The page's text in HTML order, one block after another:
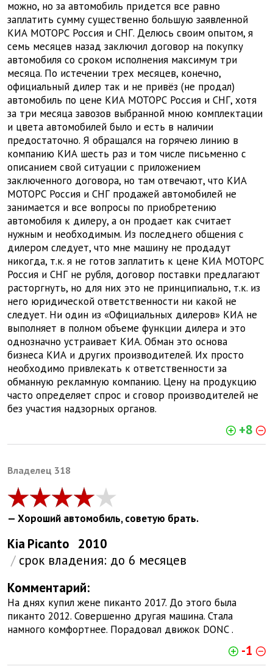
можно, но за автомобиль придется все равно
заплатить сумму существенно большую заявленной
КИА МОТОРС Россия и СНГ. Делюсь своим опытом, я
семь месяцев назад заключил договор на покупку
автомобиля со сроком исполнения максимум три
месяца. По истечении трех месяцев, конечно,
официальный дилер так и не привёз (не продал)
автомобиль по цене КИА МОТОРС Россия и СНГ, хотя
за три месяца завозов выбранной мною комплектации
и цвета автомобилей было и есть в наличии
предостаточно. Я обращался на горячею линию в
компанию КИА шесть раз и том числе письменно с
описанием свой ситуации с приложением
заключенного договора, но там отвечают, что КИА
МОТОРС Россия и СНГ продажей автомобилей не
занимается и все вопросы по приобретению
автомобиля к дилеру, а он продает как считает
нужным и необходимым. Из последнего общения с
дилером следует, что мне машину не продадут
никогда, т.к. я не готов заплатить к цене КИА МОТОРС
Россия и СНГ не рубля, договор поставки предлагают
расторгнуть, но для них это не принципиально, т.к. из
него юридической ответственности ни какой не
следует. Ни один из «Официальных дилеров» КИА не
выполняет в полном объеме функции дилера и это
однозначно устраивает КИА. Обман это основа
бизнеса КИА и других производителей. Их просто
необходимо привлекать к ответственности за
обманную рекламную компанию. Цену на продукцию
часто определяет спрос и сговор производителей не
без участия надзорных органов.
+8
Bладелец 318
— Хороший автомобиль, советую брать.
Kia Picanto 2010
/срок владения: до 6 месяцев
Комментарий:
На днях купил жене пиканто 2017. До этого была
пиканто 2012. Совершенно другая машина. Стала
намного комфортнее. Порадовал движок DONC .
-1